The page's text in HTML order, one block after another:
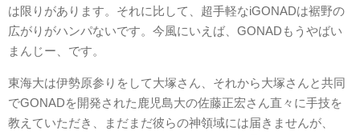
は限りがあります。それに比して、超手軽なiGONADは裾野の
広がりがハンパないです。今風にいえば、GONADもうやばい
まんじー、です。
東海大は伊勢原参りをして大塚さん、それから大塚さんと共同
でGONADを開発された鹿児島大の佐藤正宏さん直々に手技を
教えていただき、まだまだ彼らの神領域には届きませんが、